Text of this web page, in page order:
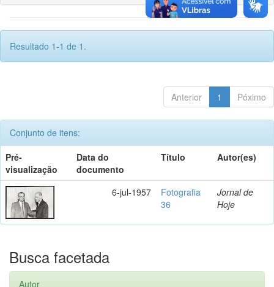
Resultado 1-1 de 1.
Anterior 1 Póximo
Conjunto de itens:
Pré-
visualização
Data do
documento
Título Autor(es)
6-jul-1957
Fotografia
36
Jornal de
Hoje
Busca facetada
Autor